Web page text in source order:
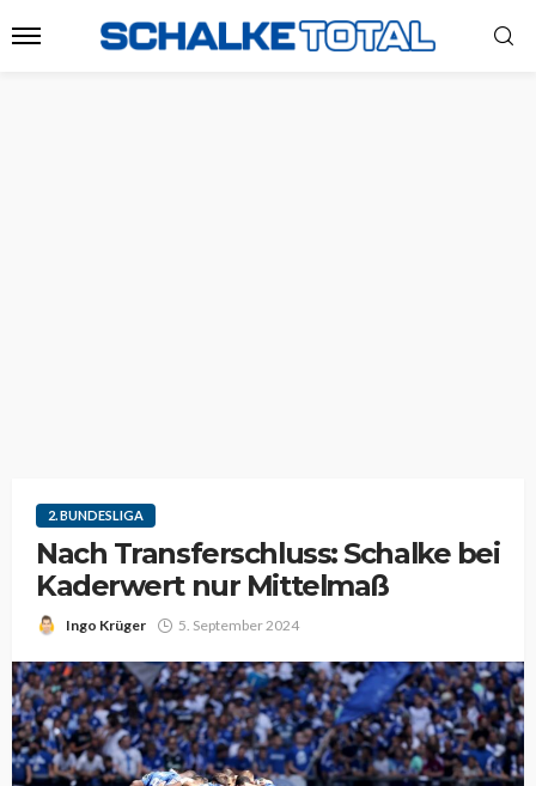
2. BUNDESLIGA
Nach Transferschluss: Schalke bei
Kaderwert nur Mittelmaß
Ingo Krüger 5. September 2024